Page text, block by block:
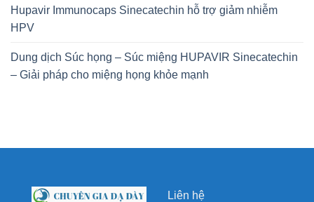
Hupavir Immunocaps Sinecatechin hỗ trợ giảm nhiễm
HPV
Dung dịch Súc họng – Súc miệng HUPAVIR Sinecatechin
– Giải pháp cho miệng họng khỏe mạnh
Liên hệ